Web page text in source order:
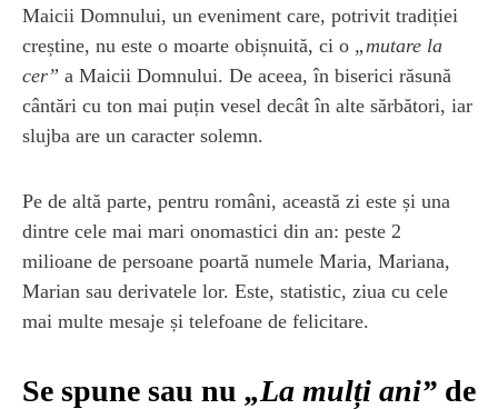
Maicii Domnului, un eveniment care, potrivit tradiției
creștine, nu este o moarte obișnuită, ci o „mutare la
cer” a Maicii Domnului. De aceea, în biserici răsună
cântări cu ton mai puțin vesel decât în alte sărbători, iar
slujba are un caracter solemn.
Pe de altă parte, pentru români, această zi este și una
dintre cele mai mari onomastici din an: peste 2
milioane de persoane poartă numele Maria, Mariana,
Marian sau derivatele lor. Este, statistic, ziua cu cele
mai multe mesaje și telefoane de felicitare.
Se spune sau nu „La mulți ani” de